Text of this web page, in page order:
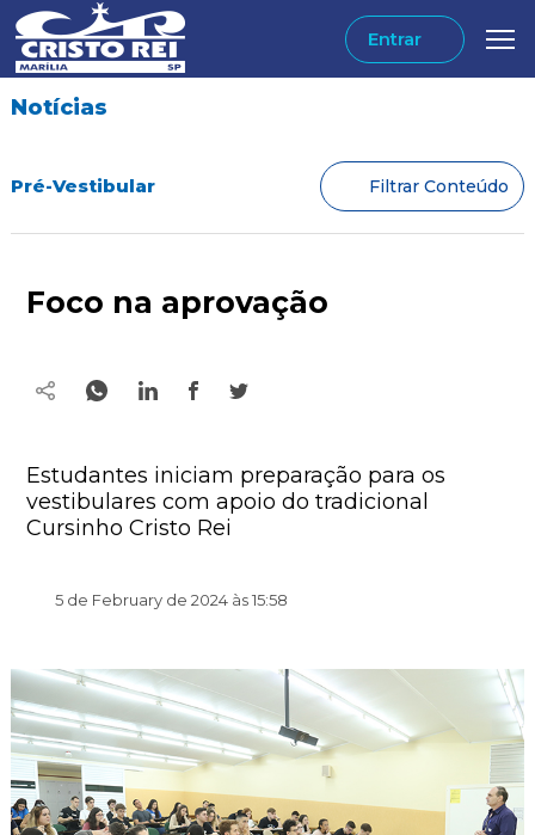
Entrar
Notícias
Pré-Vestibular Filtrar Conteúdo
Foco na aprovação
Estudantes iniciam preparação para os
vestibulares com apoio do tradicional
Cursinho Cristo Rei
5 de February de 2024 às 15:58